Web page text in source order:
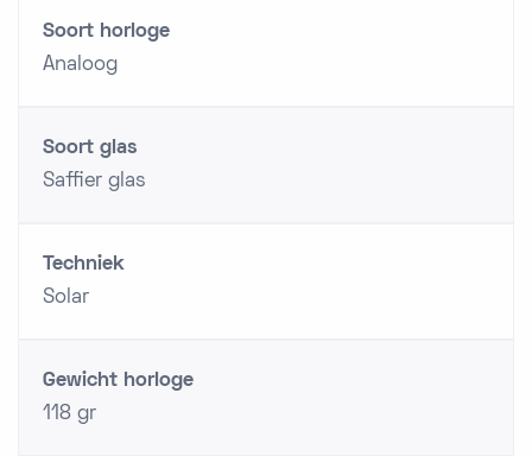
Soort horloge
Analoog
Soort glas
Saffier glas
Techniek
Solar
Gewicht horloge
118 gr